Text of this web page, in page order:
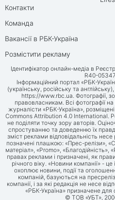
Контакти
Команда
Вакансії в РБК-Україна
Розмістити рекламу
Ідентифікатор онлайн-медіа в
R40-05347
Інформаційний портал «РБК-
(українську, російську та
https://www.rbc.ua . Фотографії,
правовласникам. Всі фотографії
журналісти «РБК-Україна»,
Commons Attribution 4.0 International.
не поділяти точку зору авторів.
спростуванню та доведенню їх
зміст реклами відповідальність
позначені плашкою: «Прес-релізи»,
матеріал», «Promo»,
правах реклами і призначені, як
річного віку. «Новини компанії» -
охоплює новини, події та
компаній, базуються на
компанії, і за які редакція не несе
«РБК-Україна» призначене для
© ТОВ «УБТ»,